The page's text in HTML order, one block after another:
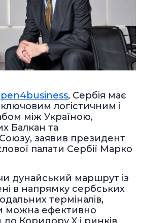
, Сербія має
логістичним і
між Україною,
Балкан та
заявив президент
палати Сербії Марко
дунайський маршрут із
в напрямку сербських
терміналів,
можна ефективно